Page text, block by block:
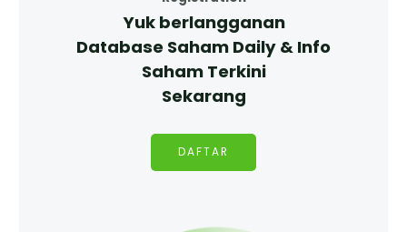
Yuk berlangganan
Database Saham Daily & Info
Saham Terkini
Sekarang
DAFTAR